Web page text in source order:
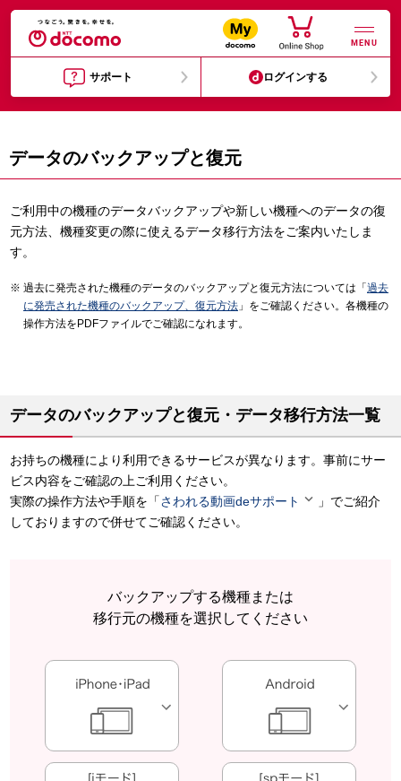
MENU
サポート ログインする
データのバックアップと復元
ご利用中の機種のデータバックアップや新しい機種へのデータの復
元方法、機種変更の際に使えるデータ移行方法をご案内いたしま
す。
過去に発売された機種のデータのバックアップと復元方法については「 過去
に発売された機種のバックアップ、復元方法 」をご確認ください。各機種の
操作方法をPDFファイルでご確認になれます。
データのバックアップと復元・データ移行方法一覧
お持ちの機種により利用できるサービスが異なります。事前にサー
ビス内容をご確認の上ご利用ください。
実際の操作方法や手順を「さわれる動画deサポート 
」でご紹介
しておりますので併せてご確認ください。
バックアップする機種または
移行元の機種を選択してください